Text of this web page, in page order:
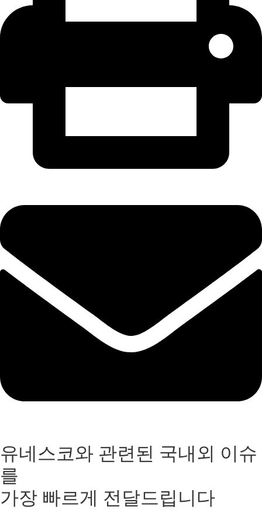
유네스코와 관련된 국내외 이슈
를
가장 빠르게 전달드립니다